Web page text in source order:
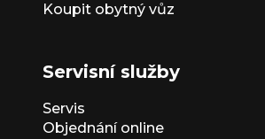
Koupit obytný vůz
Servisní služby
Servis
Objednání online